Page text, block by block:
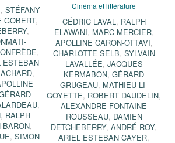
,STÉFANY
GOBERT,
,
,
ESTEBAN
,
,
, RALPH
BARON,
, SIMON
Cinéma et littérature
CÉDRIC LAVAL, RALPH
ELAWANI, MARC MERCIER,
APOLLINE CARON-OTTAVI,
CHARLOTTE SELB, SYLVAIN
LAVALLÉE, JACQUES
KERMABON,GÉRARD
GRUGEAU, MATHIEU LI-
GOYETTE, ROBERT DAUDELIN,
ALEXANDRE FONTAINE
ROUSSEAU, DAMIEN
DETCHEBERRY,ANDRÉ ROY,
ARIEL ESTEBAN CAYER,